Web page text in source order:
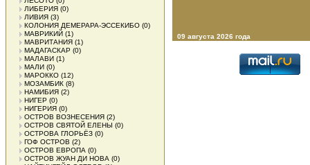
ЛИБЕРИЯ (0)
ЛИВИЯ (3)
КОЛОНИЯ ДЕМЕРАРА-ЭССЕКИБО (0)
МАВРИКИЙ (1)
МАВРИТАНИЯ (1)
МАДАГАСКАР (0)
МАЛАВИ (1)
МАЛИ (0)
МАРОККО (12)
МОЗАМБИК (8)
НАМИБИЯ (2)
НИГЕР (0)
НИГЕРИЯ (0)
ОСТРОВ ВОЗНЕСЕНИЯ (2)
ОСТРОВ СВЯТОЙ ЕЛЕНЫ (0)
ОСТРОВА ГЛОРЬЁЗ (0)
ГОФ ОСТРОВ (2)
ОСТРОВ ЕВРОПА (0)
ОСТРОВ ЖУАН ДИ НОВА (0)
09 августа 2026 года